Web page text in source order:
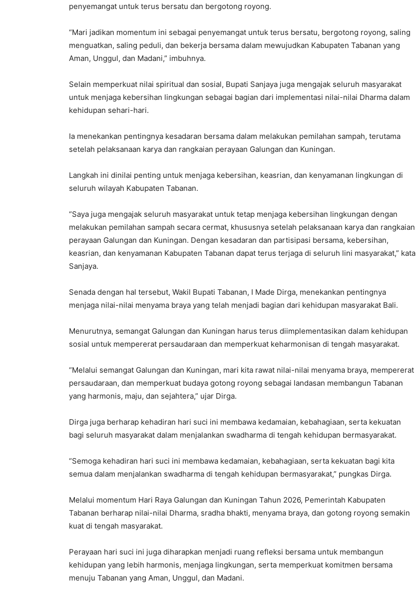
penyemangat untuk terus bersatu dan bergotong royong.
“Mari jadikan momentum ini sebagai penyemangat untuk terus bersatu, bergotong royong, saling
menguatkan, saling peduli, dan bekerja bersama dalam mewujudkan Kabupaten Tabanan yang
Aman, Unggul, dan Madani,” imbuhnya.
Selain memperkuat nilai spiritual dan sosial, Bupati Sanjaya juga mengajak seluruh masyarakat
untuk menjaga kebersihan lingkungan sebagai bagian dari implementasi nilai-nilai Dharma dalam
kehidupan sehari-hari.
Ia menekankan pentingnya kesadaran bersama dalam melakukan pemilahan sampah, terutama
setelah pelaksanaan karya dan rangkaian perayaan Galungan dan Kuningan.
Langkah ini dinilai penting untuk menjaga kebersihan, keasrian, dan kenyamanan lingkungan di
seluruh wilayah Kabupaten Tabanan.
“Saya juga mengajak seluruh masyarakat untuk tetap menjaga kebersihan lingkungan dengan
melakukan pemilahan sampah secara cermat, khususnya setelah pelaksanaan karya dan rangkaian
perayaan Galungan dan Kuningan. Dengan kesadaran dan partisipasi bersama, kebersihan,
keasrian, dan kenyamanan Kabupaten Tabanan dapat terus terjaga di seluruh lini masyarakat,” kata
Sanjaya.
Senada dengan hal tersebut, Wakil Bupati Tabanan, I Made Dirga, menekankan pentingnya
menjaga nilai-nilai menyama braya yang telah menjadi bagian dari kehidupan masyarakat Bali.
Menurutnya, semangat Galungan dan Kuningan harus terus diimplementasikan dalam kehidupan
sosial untuk mempererat persaudaraan dan memperkuat keharmonisan di tengah masyarakat.
“Melalui semangat Galungan dan Kuningan, mari kita rawat nilai-nilai menyama braya, mempererat
persaudaraan, dan memperkuat budaya gotong royong sebagai landasan membangun Tabanan
yang harmonis, maju, dan sejahtera,” ujar Dirga.
Dirga juga berharap kehadiran hari suci ini membawa kedamaian, kebahagiaan, serta kekuatan
bagi seluruh masyarakat dalam menjalankan swadharma di tengah kehidupan bermasyarakat.
“Semoga kehadiran hari suci ini membawa kedamaian, kebahagiaan, serta kekuatan bagi kita
semua dalam menjalankan swadharma di tengah kehidupan bermasyarakat,” pungkas Dirga.
Melalui momentum Hari Raya Galungan dan Kuningan Tahun 2026, Pemerintah Kabupaten
Tabanan berharap nilai-nilai Dharma, sradha bhakti, menyama braya, dan gotong royong semakin
kuat di tengah masyarakat.
Perayaan hari suci ini juga diharapkan menjadi ruang refleksi bersama untuk membangun
kehidupan yang lebih harmonis, menjaga lingkungan, serta memperkuat komitmen bersama
menuju Tabanan yang Aman, Unggul, dan Madani.